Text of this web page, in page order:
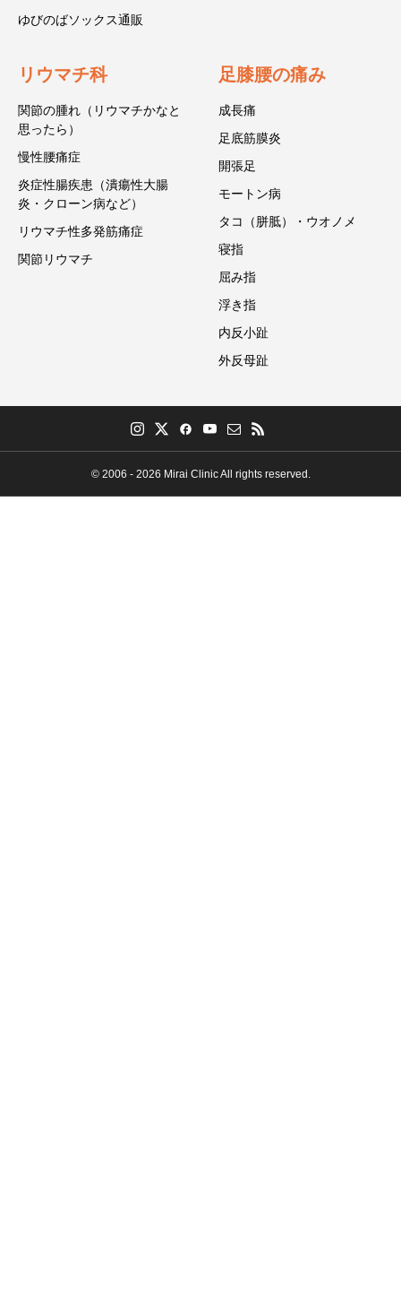
ゆびのばソックス通販
リウマチ科
関節の腫れ（リウマチかなと
思ったら）
慢性腰痛症
炎症性腸疾患（潰瘍性大腸
炎・クローン病など）
リウマチ性多発筋痛症
関節リウマチ
足膝腰の痛み
成長痛
足底筋膜炎
開張足
モートン病
タコ（胼胝）・ウオノメ
寝指
屈み指
浮き指
内反小趾
外反母趾
© 2006 - 2026 Mirai Clinic All rights reserved.